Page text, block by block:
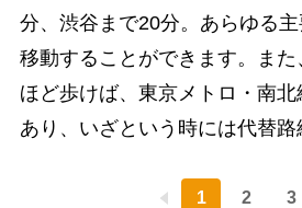
分、渋谷まで20分。あらゆる
移動することができます。ま
ほど歩けば、東京メトロ・南
あり、いざという時には代替路
1 2 3